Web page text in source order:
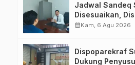
Jadwal Sandeq
Disesuaikan,
Pastikan
calendar_monthKam, 6 Agu 2026
Dispoparekraf
Dukung